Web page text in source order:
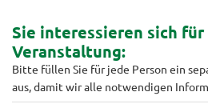
Sie interessieren sich
Veranstaltung:
Bitte füllen Sie für jede Person ein
aus, damit wir alle notwendigen